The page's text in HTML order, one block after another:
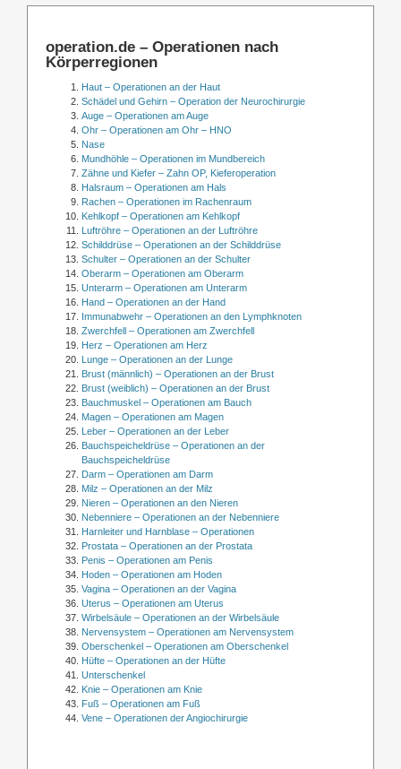
operation.de – Operationen nach
Körperregionen
Haut – Operationen an der Haut
Schädel und Gehirn – Operation der Neurochirurgie
Auge – Operationen am Auge
Ohr – Operationen am Ohr – HNO
Nase
Mundhöhle – Operationen im Mundbereich
Zähne und Kiefer – Zahn OP, Kieferoperation
Halsraum – Operationen am Hals
Rachen – Operationen im Rachenraum
Kehlkopf – Operationen am Kehlkopf
Luftröhre – Operationen an der Luftröhre
Schilddrüse – Operationen an der Schilddrüse
Schulter – Operationen an der Schulter
Oberarm – Operationen am Oberarm
Unterarm – Operationen am Unterarm
Hand – Operationen an der Hand
Immunabwehr – Operationen an den Lymphknoten
Zwerchfell – Operationen am Zwerchfell
Herz – Operationen am Herz
Lunge – Operationen an der Lunge
Brust (männlich) – Operationen an der Brust
Brust (weiblich) – Operationen an der Brust
Bauchmuskel – Operationen am Bauch
Magen – Operationen am Magen
Leber – Operationen an der Leber
Bauchspeicheldrüse – Operationen an der
Bauchspeicheldrüse
Darm – Operationen am Darm
Milz – Operationen an der Milz
Nieren – Operationen an den Nieren
Nebenniere – Operationen an der Nebenniere
Harnleiter und Harnblase – Operationen
Prostata – Operationen an der Prostata
Penis – Operationen am Penis
Hoden – Operationen am Hoden
Vagina – Operationen an der Vagina
Uterus – Operationen am Uterus
Wirbelsäule – Operationen an der Wirbelsäule
Nervensystem – Operationen am Nervensystem
Oberschenkel – Operationen am Oberschenkel
Hüfte – Operationen an der Hüfte
Unterschenkel
Knie – Operationen am Knie
Fuß – Operationen am Fuß
Vene – Operationen der Angiochirurgie